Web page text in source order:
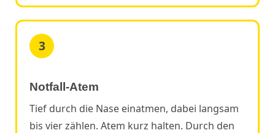
3
Notfall-Atem
Tief durch die Nase einatmen, dabei langsam
bis vier zählen. Atem kurz halten. Durch den